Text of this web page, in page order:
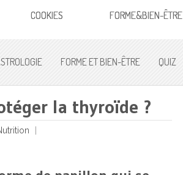
COOKIES FORME&BIEN-ÊTRE
FORME ET BIEN-ÊTRE QUIZ
la thyroïde ?